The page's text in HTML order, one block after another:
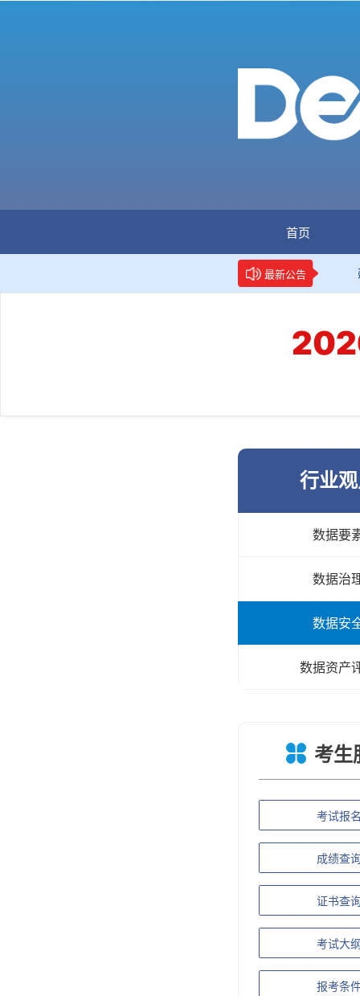
首页
最新公告
新华网权威报道：两项
行业
数据要
数据治
数据安
数据资产
考生
考试报
成绩查
证书查
考试大
报考条